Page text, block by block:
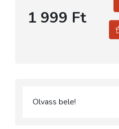
1 999 Ft
Olvass bele!